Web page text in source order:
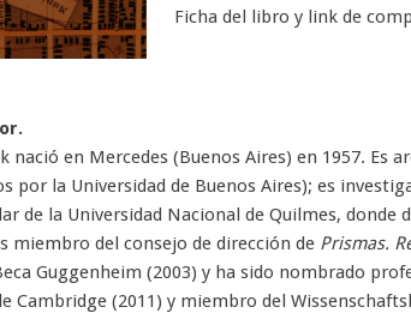
Ficha del libro y link de
nació en Mercedes (Buenos Aires) en 1957. Es
por la Universidad de Buenos Aires); es
de la Universidad Nacional de Quilmes, donde
miembro del consejo de dirección de Prismas.
Guggenheim (2003) y ha sido nombrado
Cambridge (2011) y miembro del